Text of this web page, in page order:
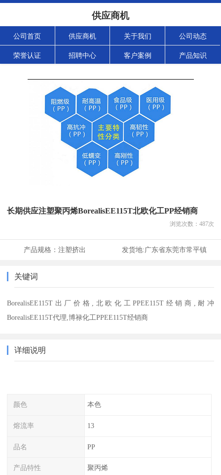
供应商机
公司首页 供应商机 关于我们 公司动态
荣誉认证 招聘中心 客户案例 产品知识
长期供应注塑聚丙烯BorealisEE115T北欧化工PP经销商
浏览次数： 487次
产品规格： 注塑挤出 发货地:广东省东莞市常平镇
关键词
BorealisEE115T出厂价格,北欧化工PPEE115T经销商,耐冲
BorealisEE115T代理,博禄化工PPEE115T经销商
详细说明
颜色 本色
熔流率 13
品名 PP
产品特性 聚丙烯